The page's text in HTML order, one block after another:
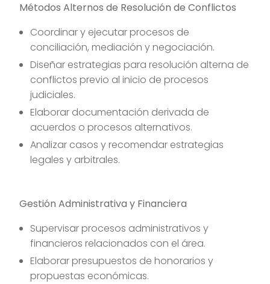
Métodos Alternos de Resolución de Conflictos
Coordinar y ejecutar procesos de
conciliación, mediación y negociación.
Diseñar estrategias para resolución alterna de
conflictos previo al inicio de procesos
judiciales.
Elaborar documentación derivada de
acuerdos o procesos alternativos.
Analizar casos y recomendar estrategias
legales y arbitrales.
Gestión Administrativa y Financiera
Supervisar procesos administrativos y
financieros relacionados con el área.
Elaborar presupuestos de honorarios y
propuestas económicas.